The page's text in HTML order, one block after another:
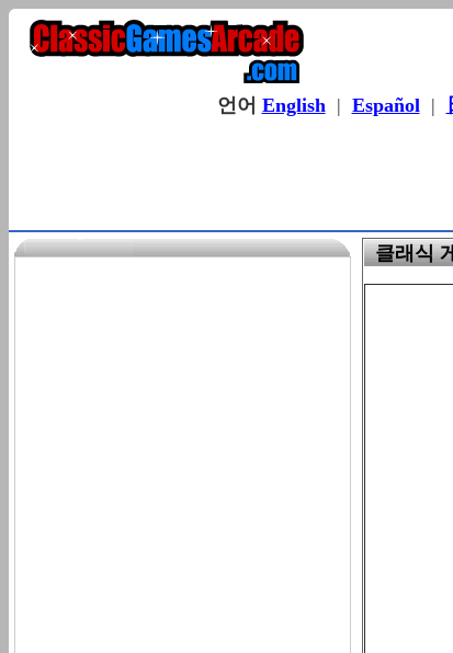
언어 English| Español|
클래식